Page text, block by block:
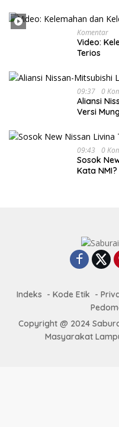
Komentar
Video:
Terios
09:37 0
Aliansi
Versi
09:43
0
Sosok
Kata NMI?
Indeks Kode Etik
Copyright @ 2024
Masyarakat